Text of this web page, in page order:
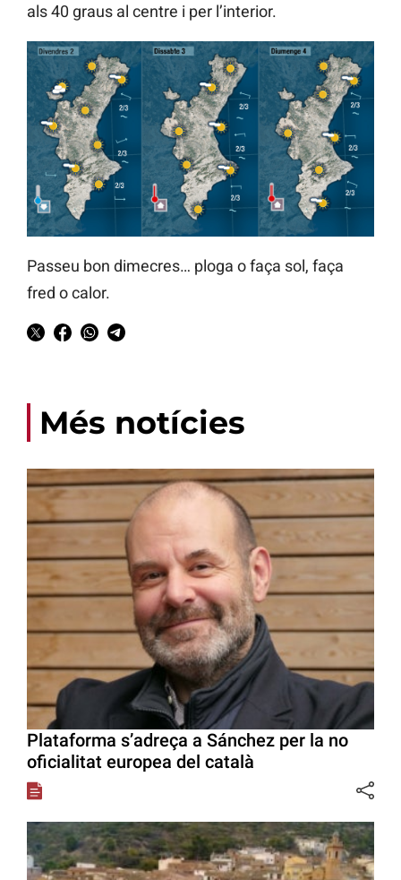
als 40 graus al centre i per l’interior.
Passeu bon dimecres… ploga o faça sol, faça
fred o calor.
Més notícies
Plataforma s’adreça a Sánchez per la no
oficialitat europea del català